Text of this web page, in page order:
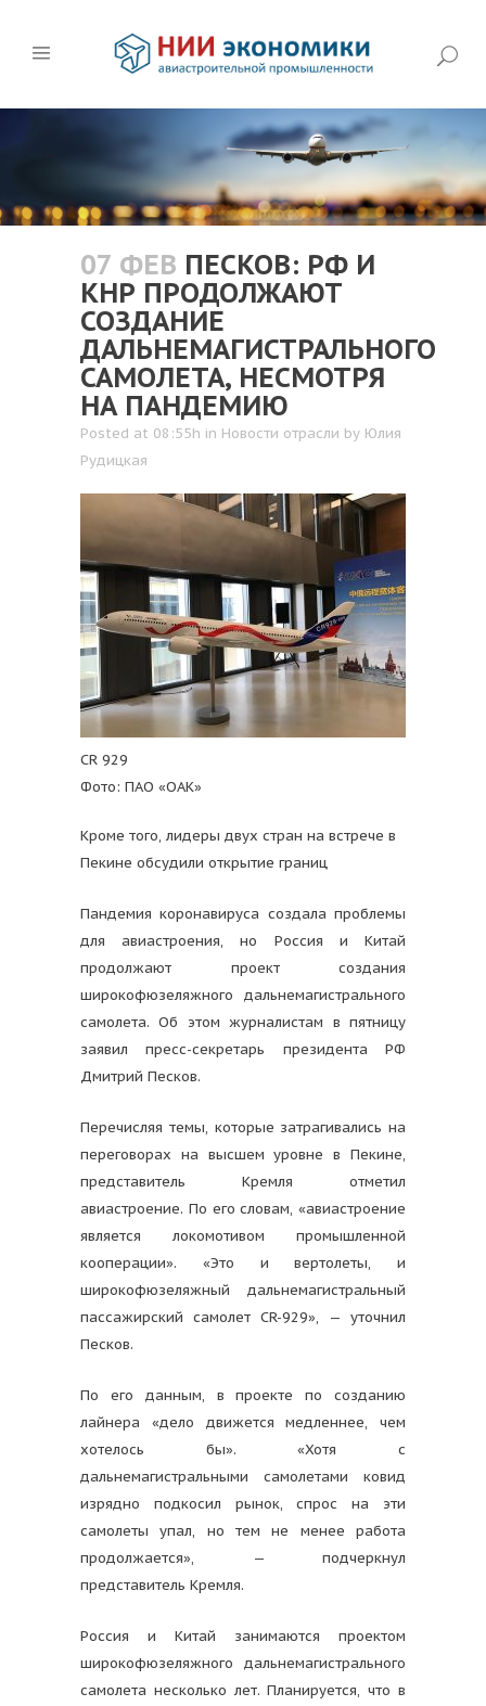
07 ФЕВ ПЕСКОВ: РФ И
КНР ПРОДОЛЖАЮТ
СОЗДАНИЕ
ДАЛЬНЕМАГИСТРАЛЬНОГО
САМОЛЕТА, НЕСМОТРЯ
НА ПАНДЕМИЮ
Posted at 08:55h in Новости отрасли by Юлия
Рудицкая
CR 929
Фото: ПАО «ОАК»
Кроме того, лидеры двух стран на встрече в
Пекине обсудили открытие границ
Пандемия коронавируса создала проблемы
для авиастроения, но Россия и Китай
продолжают проект создания
широкофюзеляжного дальнемагистрального
самолета. Об этом журналистам в пятницу
заявил пресс-секретарь президента РФ
Дмитрий Песков.
Перечисляя темы, которые затрагивались на
переговорах на высшем уровне в Пекине,
представитель Кремля отметил
авиастроение. По его словам, «авиастроение
является локомотивом промышленной
кооперации». «Это и вертолеты, и
широкофюзеляжный дальнемагистральный
пассажирский самолет CR-929», — уточнил
Песков.
По его данным, в проекте по созданию
лайнера «дело движется медленнее, чем
хотелось бы». «Хотя с
дальнемагистральными самолетами ковид
изрядно подкосил рынок, спрос на эти
самолеты упал, но тем не менее работа
продолжается», — подчеркнул
представитель Кремля.
Россия и Китай занимаются проектом
широкофюзеляжного дальнемагистрального
самолета несколько лет. Планируется, что в